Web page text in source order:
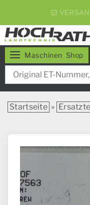
5%
Maschinen Shop
Startseite »